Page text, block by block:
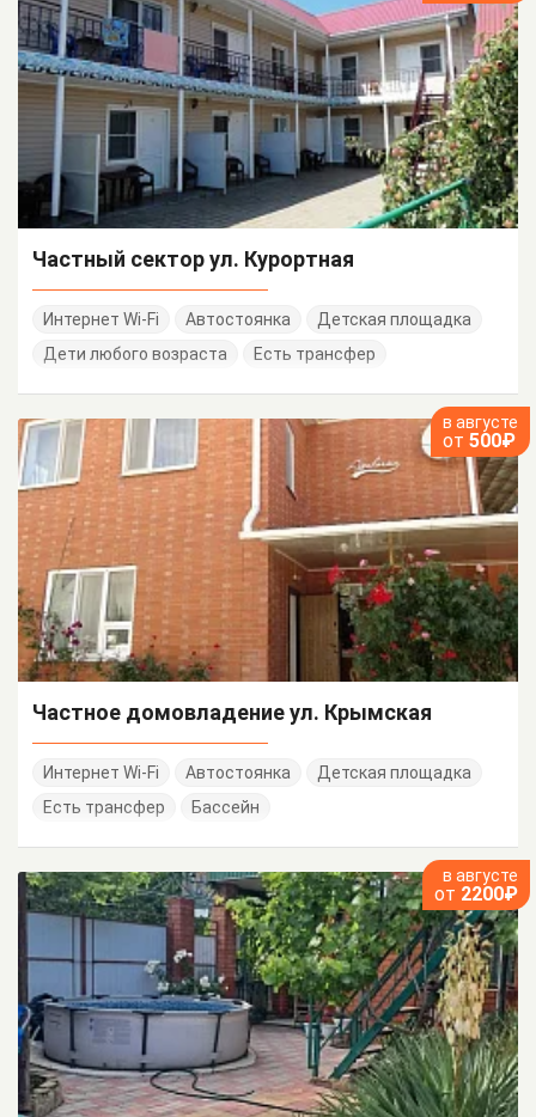
Частный сектор ул. Курортная
Интернет Wi-Fi Автостоянка
Детская площадка
Дети любого возраста
Есть трансфер
в августе
от 500₽
Частное домовладение ул. Крымская
Интернет Wi-Fi Автостоянка
Детская площадка
Есть трансфер
Бассейн
в августе
от 2200₽